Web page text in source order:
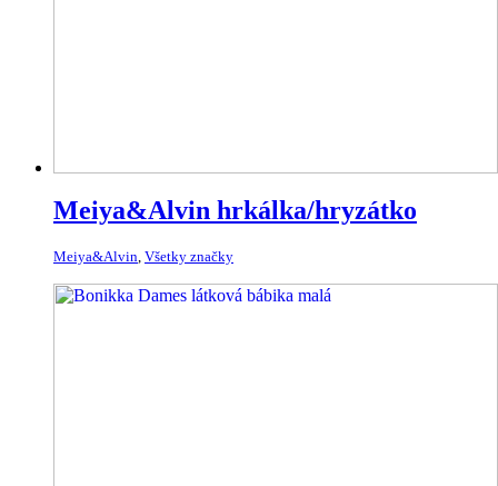
Meiya&Alvin hrkálka/hryzátko
Meiya&Alvin Všetky značky